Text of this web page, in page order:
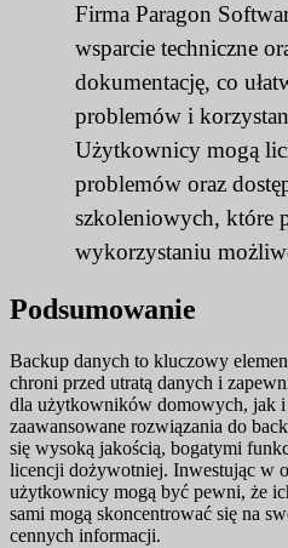
Firma Paragon
wsparcie techniczne
dokumentację, co
problemów i
Użytkownicy mogą
problemów oraz
szkoleniowych, które
wykorzystaniu
Podsumowanie
Backup danych to kluczowy
chroni przed utratą danych i
dla użytkowników domowych, jak
zaawansowane rozwiązania do
się wysoką jakością, bogatymi
licencji dożywotniej. Inwestując w
użytkownicy mogą być pewni, że
sami mogą skoncentrować się na
cennych informacji.